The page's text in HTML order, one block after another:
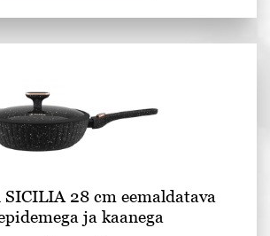
SICILIA 28 cm eemaldatava
ja kaanega